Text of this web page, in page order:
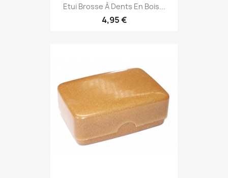
Etui Brosse À Dents En Bois...
4,95 €